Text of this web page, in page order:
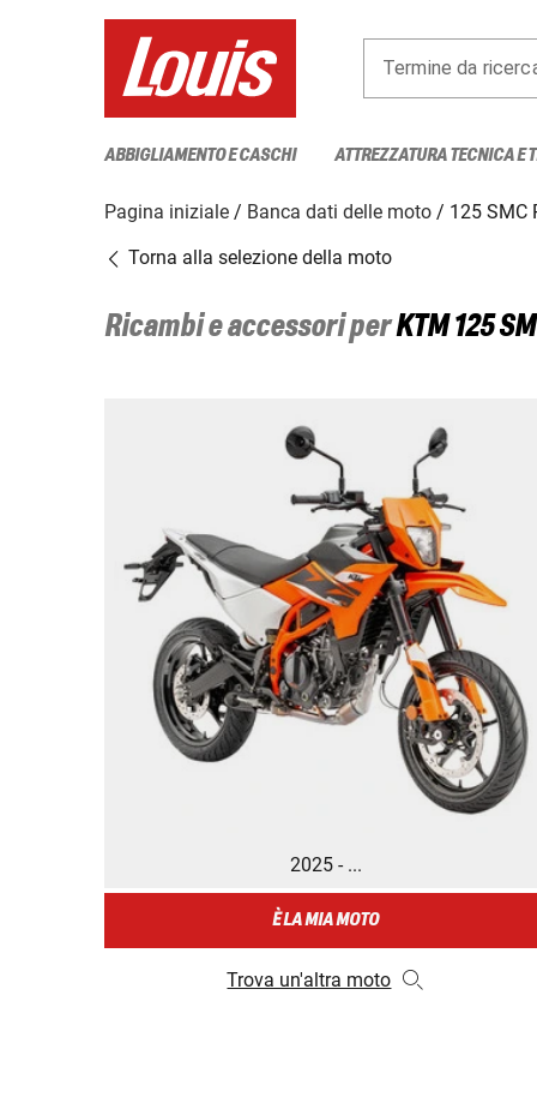
Termine da
ABBIGLIAMENTO E CASCHI ATTREZZATURA TECNICA E
Pagina iniziale Banca dati delle moto
125 SMC
Torna alla selezione della moto
Ricambi e accessori perKTM 125
2025 - ...
È LA MIA MOTO
Trova un'altra moto